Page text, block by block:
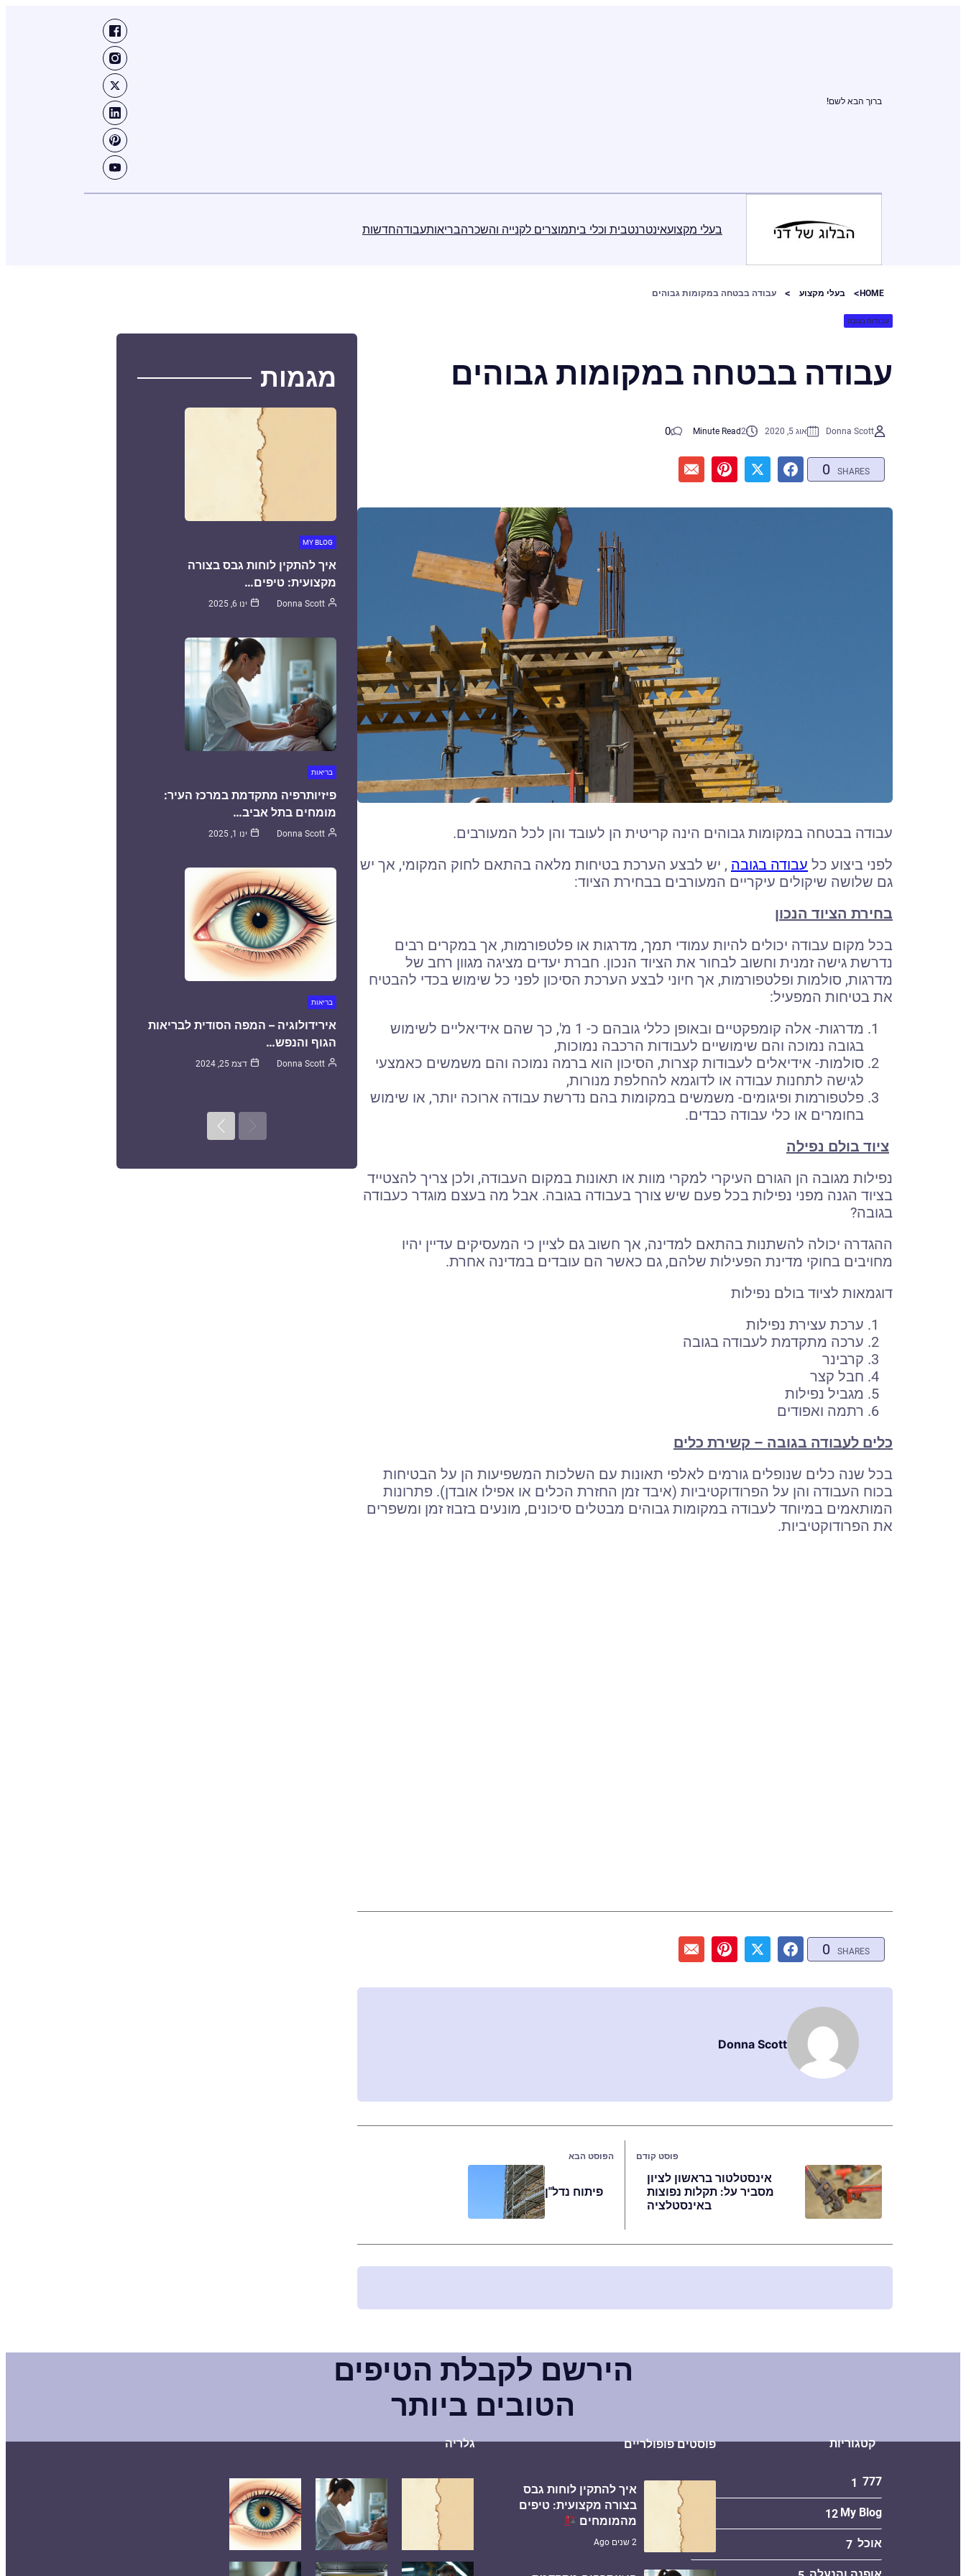
ברוך הבא לשם!
בעלי מקצועאינטרנטבית וכלי ביתמוצרים לקנייה והשכרהבריאותעבודהחדשות
HOME בעלי מקצוע עבודה בבטחה במקומות גבוהים
עבודות בגובה
עבודה בבטחה במקומות גבוהים
Donna Scott אוג 5, 2020 2
Minute Read
0
0 SHARES
עבודה בבטחה במקומות גבוהים הינה קריטית הן לעובד והן לכל המעורבים.
לפני ביצוע כל עבודה בגובה , יש לבצע הערכת בטיחות מלאה בהתאם לחוק המקומי, אך יש
גם שלושה שיקולים עיקריים המעורבים בבחירת הציוד:
בחירת הציוד הנכון
בכל מקום עבודה יכולים להיות עמודי תמך, מדרגות או פלטפורמות, אך במקרים רבים
נדרשת גישה זמנית וחשוב לבחור את הציוד הנכון. חברת יעדים מציגה מגוון רחב של
מדרגות, סולמות ופלטפורמות, אך חיוני לבצע הערכת הסיכון לפני כל שימוש בכדי להבטיח
את בטיחות המפעיל:
מדרגות- אלה קומפקטיים ובאופן כללי גובהם כ- 1 מ', כך שהם אידיאליים לשימוש
בגובה נמוכה והם שימושיים לעבודות הרכבה נמוכות,
סולמות- אידיאלים לעבודות קצרות, הסיכון הוא ברמה נמוכה והם משמשים כאמצעי
לגישה לתחנות עבודה או לדוגמא להחלפת מנורות,
פלטפורמות ופיגומים- משמשים במקומות בהם נדרשת עבודה ארוכה יותר, או שימוש
בחומרים או כלי עבודה כבדים.
ציוד בולם נפילה
נפילות מגובה הן הגורם העיקרי למקרי מוות או תאונות במקום העבודה, ולכן צריך להצטייד
בציוד הגנה מפני נפילות בכל פעם שיש צורך בעבודה בגובה. אבל מה בעצם מוגדר כעבודה
בגובה?
ההגדרה יכולה להשתנות בהתאם למדינה, אך חשוב גם לציין כי המעסיקים עדיין יהיו
מחויבים בחוקי מדינת הפעילות שלהם, גם כאשר הם עובדים במדינה אחרת.
דוגמאות לציוד בולם נפילות
ערכת עצירת נפילות
ערכה מתקדמת לעבודה בגובה
קרבינר
חבל קצר
מגביל נפילות
רתמה ואפודים
כלים לעבודה בגובה – קשירת כלים
בכל שנה כלים שנופלים גורמים לאלפי תאונות עם השלכות המשפיעות הן על הבטיחות
בכוח העבודה והן על הפרודוקטיביות (איבד זמן החזרת הכלים או אפילו אובדן). פתרונות
המותאמים במיוחד לעבודה במקומות גבוהים מבטלים סיכונים, מונעים בזבוז זמן ומשפרים
את הפרודוקטיביות.
0 SHARES
Donna Scott
פוסט קודם
אינסטלטור בראשון לציון
מסביר על: תקלות נפוצות
באינסטלציה
הפוסט הבא
פיתוח נדל"ן
מגמות
MY BLOG
איך להתקין לוחות גבס בצורה
מקצועית: טיפים…
Donna Scott ינו 6, 2025
בריאות
פיזיותרפיה מתקדמת במרכז העיר:
מומחים בתל אביב…
Donna Scott ינו 1, 2025
בריאות
אירידולוגיה – המפה הסודית לבריאות
הגוף והנפש…
Donna Scott דצמ 25, 2024
Previous
Next
הירשם לקבלת הטיפים
הטובים ביותר
קטגוריות
777
1
My Blog
12
אוכל 7
פוסטים פופולריים
איך להתקין לוחות גבס
בצורה מקצועית: טיפים
מהמומחים
2 שנים Ago
גלריה